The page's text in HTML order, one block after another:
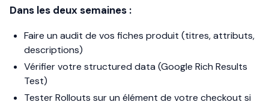
Dans les deux semaines :
Faire un audit de vos fiches produit (titres, attributs,
descriptions)
Vérifier votre structured data (Google Rich Results
Test)
Tester Rollouts sur un élément de votre checkout si